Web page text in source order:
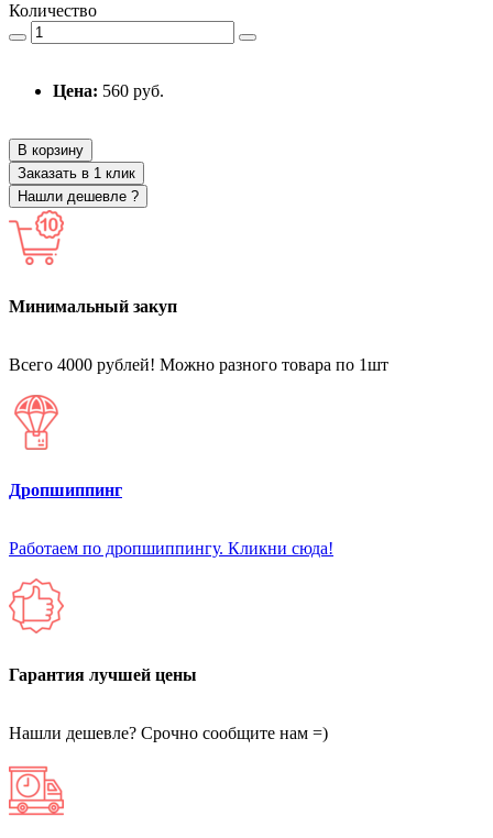
Количество
Цена: 560 руб.
В корзину
Заказать в 1 клик
Нашли дешевле ?
Минимальный закуп
Всего 4000 рублей! Можно разного товара по 1шт
Дропшиппинг
Работаем по дропшиппингу. Кликни сюда!
Гарантия лучшей цены
Нашли дешевле? Срочно сообщите нам =)